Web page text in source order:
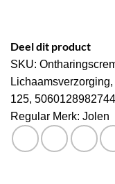
Deel dit product
SKU:
Lichaamsverzorging,
125, 5060128982744
Regular Merk: Jolen